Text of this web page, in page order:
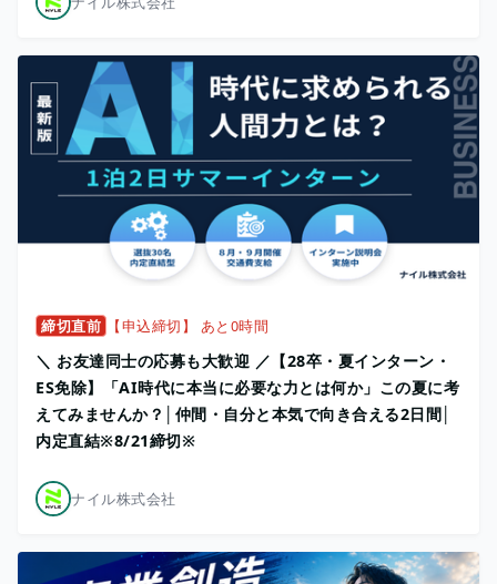
締切直前 【申込締切】 あと0時間
＼ お友達同士の応募も大歓迎 ／【28卒・夏インターン・
ES免除】「AI時代に本当に必要な力とは何か」この夏に考
えてみませんか？│仲間・自分と本気で向き合える2日間│
内定直結※8/21締切※
ナイル株式会社